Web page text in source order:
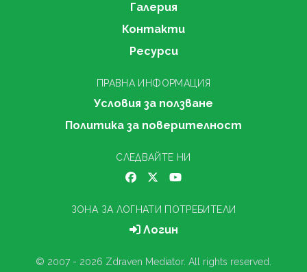
Галерия
Контакти
Ресурси
ПРАВНА ИНФОРМАЦИЯ
Условия за ползване
Политика за поверителност
СЛЕДВАЙТЕ НИ
ЗОНА ЗА ЛОГНАТИ ПОТРЕБИТЕЛИ
Логин
© 2007 - 2026 Zdraven Mediator. All rights reserved.